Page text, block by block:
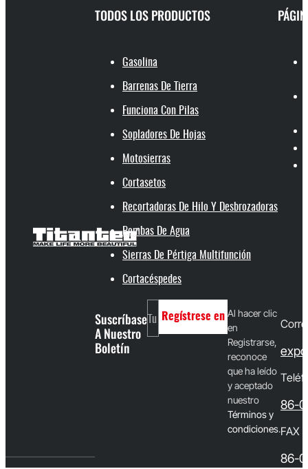
TODOS LOS PRODUCTOS
Gasolina
Barrenas De Tierra
Funciona Con Pilas
Sopladores De Hojas
Motosierras
Cortasetos
Recortadoras De Hilo Y Desbrozadoras
Bombas De Agua
Sierras De Pértiga Multifunción
Cortacéspedes
Suscríbase
A Nuestro
Boletín
Regístrese en Al hacer clic
en
Registrarse,
reconoce
que ha leído
y aceptado
nuestro
Términos y
condiciones.
86-
FAX
86-